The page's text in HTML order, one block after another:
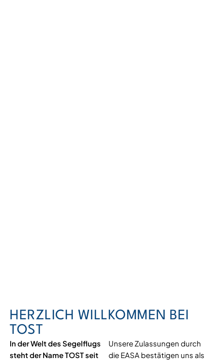
HERZLICH WILLKOMMEN BEI
TOST
In der Welt des Segelflugs
steht der Name TOST seit
Unsere Zulassungen durch
die EASA bestätigen uns als